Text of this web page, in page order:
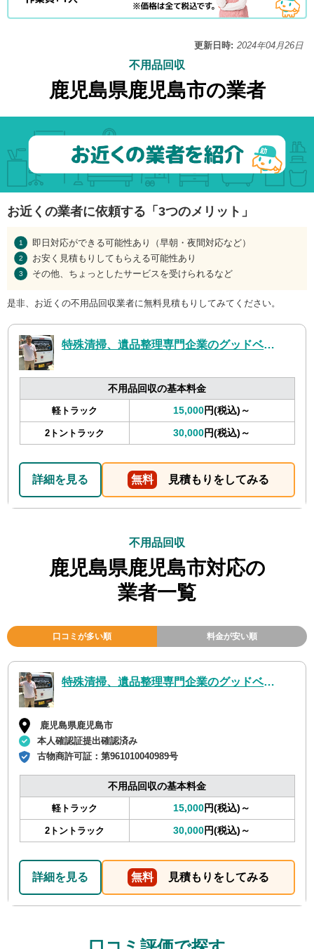
更新日時: 2024年04月26日
不用品回収
鹿児島県鹿児島市の業者
お近くの業者に依頼する「3つのメリット」
即日対応ができる可能性あり（早朝・夜間対応など）
お安く見積もりしてもらえる可能性あり
その他、ちょっとしたサービスを受けられるなど
是非、お近くの不用品回収業者に無料見積もりしてみてください。
特殊清掃、遺品整理専門企業のグッドベア鹿児島
不用品回収の基本料金
軽トラック 15,000円(税込)～
2トントラック 30,000円(税込)～
詳細を見る 無料 見積もりをしてみる
不用品回収
鹿児島県鹿児島市対応の
業者一覧
口コミが多い順 料金が安い順
特殊清掃、遺品整理専門企業のグッドベア鹿児島
鹿児島県鹿児島市
本人確認証提出確認済み
古物商許可証：第961010040989号
不用品回収の基本料金
軽トラック 15,000円(税込)～
2トントラック 30,000円(税込)～
詳細を見る 無料 見積もりをしてみる